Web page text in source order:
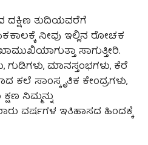
ದಕ್ಷಿಣ ತುದಿಯವರೆಗೆ
ನೀವು ಇಲ್ಲಿನ ರೋಚಕ
ಸಾಗುತ್ತೀರಿ.
ಗುಡಿಗಳು, ಮಾನಸ್ತಂಭಗಳು, ಕೆರೆ
ಕಲೆ ಸಾಂಸ್ಕೃತಿಕ ಕೇಂದ್ರಗಳು,
ನಿಮ್ಮನ್ನು
ವರ್ಷಗಳ ಇತಿಹಾಸದ ಹಿಂದಕ್ಕೆ